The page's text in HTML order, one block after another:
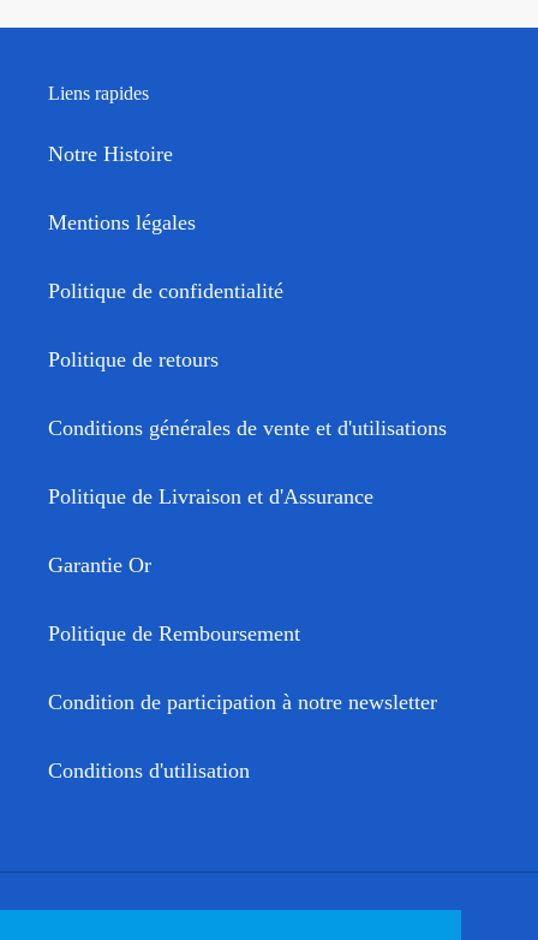
Liens rapides
Notre Histoire
Mentions légales
Politique de confidentialité
Politique de retours
Conditions générales de vente et d'utilisations
Politique de Livraison et d'Assurance
Garantie Or
Politique de Remboursement
Condition de participation à notre newsletter
Conditions d'utilisation